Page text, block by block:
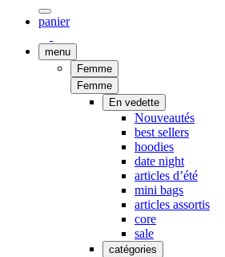
panier
menu
Femme
Femme
En vedette
Nouveautés
best sellers
hoodies
date night
articles d’été
mini bags
articles assortis
core
sale
catégories